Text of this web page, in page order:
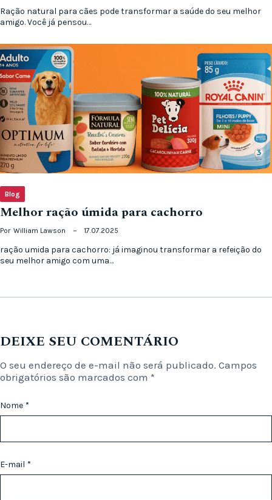
Ração natural para cães pode transformar a saúde do seu melhor
amigo. Você já pensou…
Blog
Melhor ração úmida para cachorro
Por William Lawson 17.07.2025
ração umida para cachorro: já imaginou transformar a refeição do
seu melhor amigo com uma…
DEIXE SEU COMENTÁRIO
O seu endereço de e-mail não será publicado. Campos
obrigatórios são marcados com *
Nome *
E-mail *